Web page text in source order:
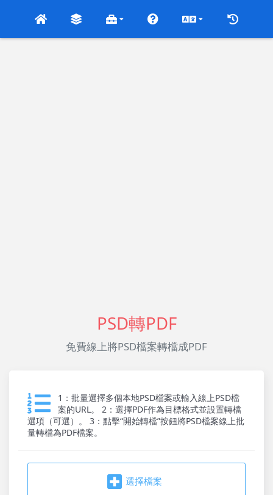
PSD轉PDF
免費線上將PSD檔案轉檔成PDF
1：批量選擇多個本地PSD檔案或輸入線上PSD檔
案的URL。 2：選擇PDF作為目標格式並設置轉檔
選項（可選）。 3：點擊“開始轉檔”按鈕將PSD檔案線上批
量轉檔為PDF檔案。
選擇檔案